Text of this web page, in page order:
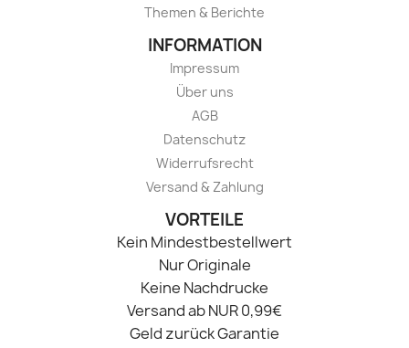
Themen & Berichte
INFORMATION
Impressum
Über uns
AGB
Datenschutz
Widerrufsrecht
Versand & Zahlung
VORTEILE
Kein Mindestbestellwert
Nur Originale
Keine Nachdrucke
Versand ab NUR 0,99€
Geld zurück Garantie